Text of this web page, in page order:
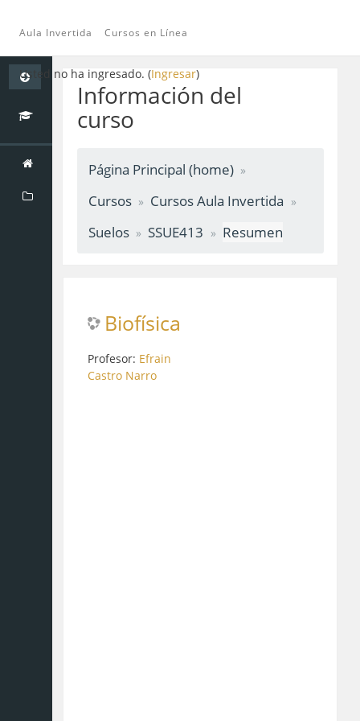
Saltar
contenido
principal
Aula Invertida Cursos en Línea
Usted no ha ingresado. (Ingresar)
Información del
curso
Página Principal (home)
Cursos
Cursos Aula Invertida
Suelos
SSUE413 Resumen
Biofísica
Profesor: Efrain
Castro Narro